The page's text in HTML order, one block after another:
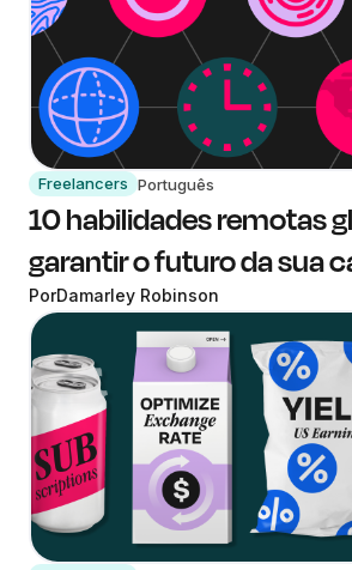
Freelancers Português
10 habilidades remotas
garantir o futuro da sua
PorDamarley Robinson